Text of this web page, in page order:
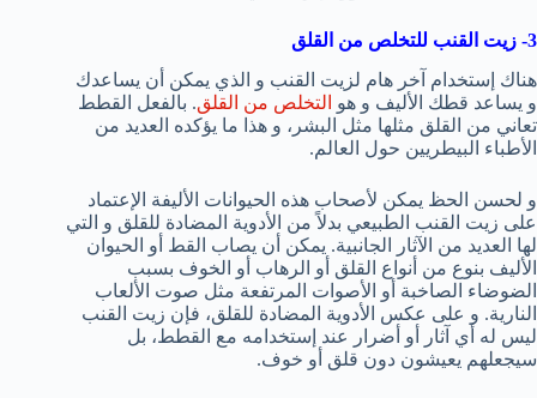
3- زيت القنب للتخلص من القلق
هناك إستخدام آخر هام لزيت القنب و الذي يمكن أن يساعدك
و يساعد قطك الأليف و هو التخلص من القلق. بالفعل القطط
تعاني من القلق مثلها مثل البشر، و هذا ما يؤكده العديد من
الأطباء البيطريين حول العالم.
و لحسن الحظ يمكن لأصحاب هذه الحيوانات الأليفة الإعتماد
على زيت القنب الطبيعي بدلاً من الأدوية المضادة للقلق و التي
لها العديد من الآثار الجانبية. يمكن أن يصاب القط أو الحيوان
الأليف بنوع من أنواع القلق أو الرهاب أو الخوف بسبب
الضوضاء الصاخبة أو الأصوات المرتفعة مثل صوت الألعاب
النارية. و على عكس الأدوية المضادة للقلق، فإن زيت القنب
ليس له أي آثار أو أضرار عند إستخدامه مع القطط، بل
سيجعلهم يعيشون دون قلق أو خوف.